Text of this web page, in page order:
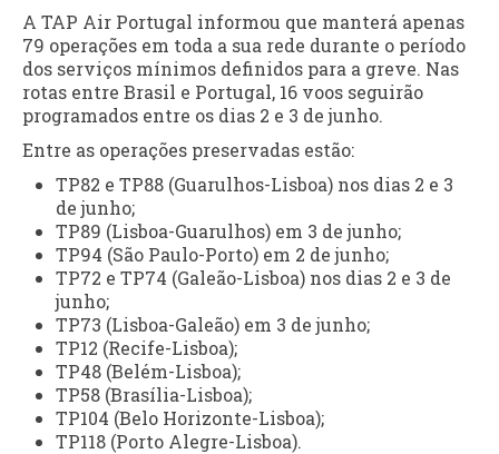
A TAP Air Portugal informou que manterá apenas
79 operações em toda a sua rede durante o período
dos serviços mínimos definidos para a greve. Nas
rotas entre Brasil e Portugal, 16 voos seguirão
programados entre os dias 2 e 3 de junho.
Entre as operações preservadas estão:
TP82 e TP88 (Guarulhos-Lisboa) nos dias 2 e 3
de junho;
TP89 (Lisboa-Guarulhos) em 3 de junho;
TP94 (São Paulo-Porto) em 2 de junho;
TP72 e TP74 (Galeão-Lisboa) nos dias 2 e 3 de
junho;
TP73 (Lisboa-Galeão) em 3 de junho;
TP12 (Recife-Lisboa);
TP48 (Belém-Lisboa);
TP58 (Brasília-Lisboa);
TP104 (Belo Horizonte-Lisboa);
TP118 (Porto Alegre-Lisboa).